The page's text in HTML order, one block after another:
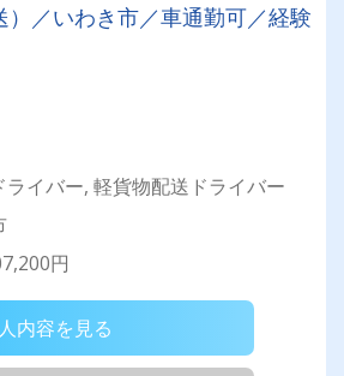
）／いわき市／車通勤可／経験
イバー, 軽貨物配送ドライバー
円
内容を見る